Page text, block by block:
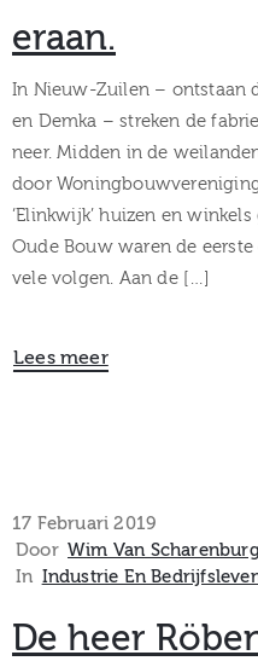
eraan.
In Nieuw-Zuilen – ontstaan
en Demka – streken de
neer. Midden in de
door
‘Elinkwijk’ huizen en
Oude Bouw waren de
vele volgen. Aan de […]
Lees meer
17 Februari 2019
Door Wim Van
In Industrie En
De heer